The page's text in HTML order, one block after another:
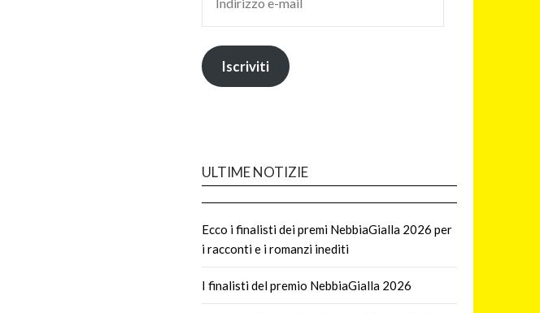
Iscriviti
ULTIME NOTIZIE
Ecco i finalisti dei premi NebbiaGialla 2026 per
i racconti e i romanzi inediti
I finalisti del premio NebbiaGialla 2026